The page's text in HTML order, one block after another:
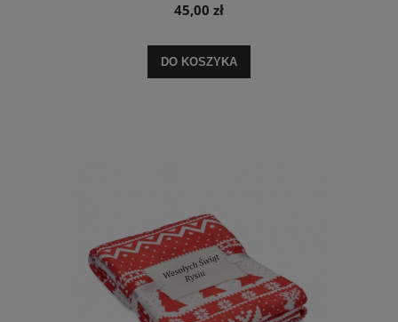
45,00 zł
DO KOSZYKA